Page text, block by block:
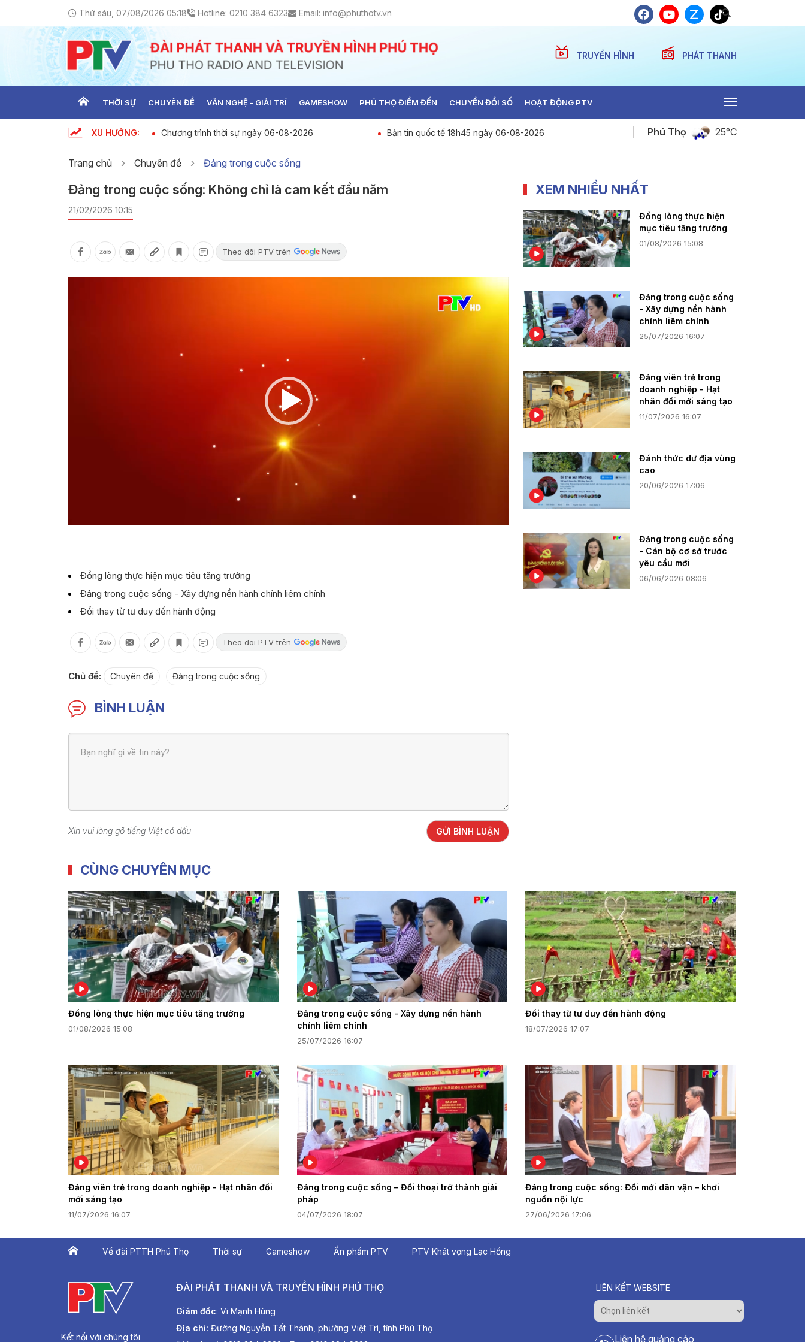
Thứ sáu, 07/08/2026 05:18 Hotline: 0210 384 6323 Email: info@phuthotv.vn
TRUYỀN HÌNH PHÁT THANH
THỜI SỰ CHUYÊN ĐỀ VĂN NGHỆ - GIẢI TRÍ GAMESHOW PHÚ THỌ ĐIỂM ĐẾN CHUYỂN ĐỔI SỐ HOẠT ĐỘNG PTV
XU HƯỚNG: Chương trình thời sự ngày 06-08-2026 Bản tin quốc tế 18h45 ngày 06-08-2026 Bản tin 18h30 ngày 06-08-2026
Phú Thọ 25°C
Trang chủ Chuyên đề Đảng trong cuộc sống
Đảng trong cuộc sống: Không chỉ là cam kết đầu năm
21/02/2026 10:15
Theo dõi PTV trên
Đồng lòng thực hiện mục tiêu tăng trưởng
Đảng trong cuộc sống - Xây dựng nền hành chính liêm chính
Đổi thay từ tư duy đến hành động
Theo dõi PTV trên
Chủ đề: Chuyên đề Đảng trong cuộc sống
BÌNH LUẬN
Xin vui lòng gõ tiếng Việt có dấu GỬI BÌNH LUẬN
XEM NHIỀU NHẤT
Đồng lòng thực hiện
mục tiêu tăng trưởng
01/08/2026 15:08
Đảng trong cuộc sống
- Xây dựng nền hành
chính liêm chính
25/07/2026 16:07
Đảng viên trẻ trong
doanh nghiệp - Hạt
nhân đổi mới sáng tạo
11/07/2026 16:07
Đánh thức dư địa vùng
cao
20/06/2026 17:06
Đảng trong cuộc sống
- Cán bộ cơ sở trước
yêu cầu mới
06/06/2026 08:06
CÙNG CHUYÊN MỤC
Đồng lòng thực hiện mục tiêu tăng trưởng
01/08/2026 15:08
Đảng trong cuộc sống - Xây dựng nền hành
chính liêm chính
25/07/2026 16:07
Đổi thay từ tư duy đến hành động
18/07/2026 17:07
Đảng viên trẻ trong doanh nghiệp - Hạt nhân đổi
mới sáng tạo
11/07/2026 16:07
Đảng trong cuộc sống – Đối thoại trở thành giải
pháp
04/07/2026 18:07
Đảng trong cuộc sống: Đổi mới dân vận – khơi
nguồn nội lực
27/06/2026 17:06
Về đài PTTH Phú Thọ Thời sự Gameshow Ấn phẩm PTV PTV Khát vọng Lạc Hồng
Kết nối với chúng tôi
ĐÀI PHÁT THANH VÀ TRUYỀN HÌNH PHÚ THỌ
Giám đốc: Vi Mạnh Hùng
Địa chỉ: Đường Nguyễn Tất Thành, phường Việt Trì, tỉnh Phú Thọ
LIÊN KẾT WEBSITE
Liên hệ quảng cáo